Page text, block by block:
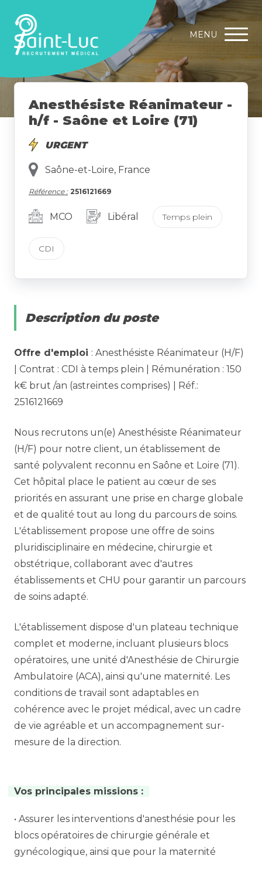
MENU
Anesthésiste Réanimateur -
h/f - Saône et Loire (71)
URGENT
Saône-et-Loire, France
Référence : 2516121669
MCO Libéral Temps plein
CDI
Description du poste
Offre d'emploi : Anesthésiste Réanimateur (H/F)
| Contrat : CDI à temps plein | Rémunération : 150
k€ brut /an (astreintes comprises) | Réf.:
2516121669
Nous recrutons un(e) Anesthésiste Réanimateur
(H/F) pour notre client, un établissement de
santé polyvalent reconnu en Saône et Loire (71).
Cet hôpital place le patient au cœur de ses
priorités en assurant une prise en charge globale
et de qualité tout au long du parcours de soins.
L'établissement propose une offre de soins
pluridisciplinaire en médecine, chirurgie et
obstétrique, collaborant avec d'autres
établissements et CHU pour garantir un parcours
de soins adapté.
L'établissement dispose d'un plateau technique
complet et moderne, incluant plusieurs blocs
opératoires, une unité d'Anesthésie de Chirurgie
Ambulatoire (ACA), ainsi qu'une maternité. Les
conditions de travail sont adaptables en
cohérence avec le projet médical, avec un cadre
de vie agréable et un accompagnement sur-
mesure de la direction.
Vos principales missions :
• Assurer les interventions d'anesthésie pour les
blocs opératoires de chirurgie générale et
gynécologique, ainsi que pour la maternité